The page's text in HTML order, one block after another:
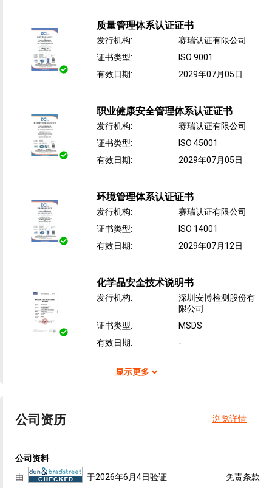
质量管理体系认证证书
发行机构:
赛瑞认证有限公司
证书类型:
ISO 9001
有效日期: 2029年07月05日
职业健康安全管理体系认证证书
发行机构:
赛瑞认证有限公司
证书类型:
ISO 45001
有效日期: 2029年07月05日
环境管理体系认证证书
发行机构:
赛瑞认证有限公司
证书类型:
ISO 14001
有效日期: 2029年07月12日
化学品安全技术说明书
发行机构:
深圳安博检测股份有
限公司
证书类型:
MSDS
有效日期: -
显示更多
公司资历 浏览详情
公司资料
由
于2026年6月4日验证 免责条款